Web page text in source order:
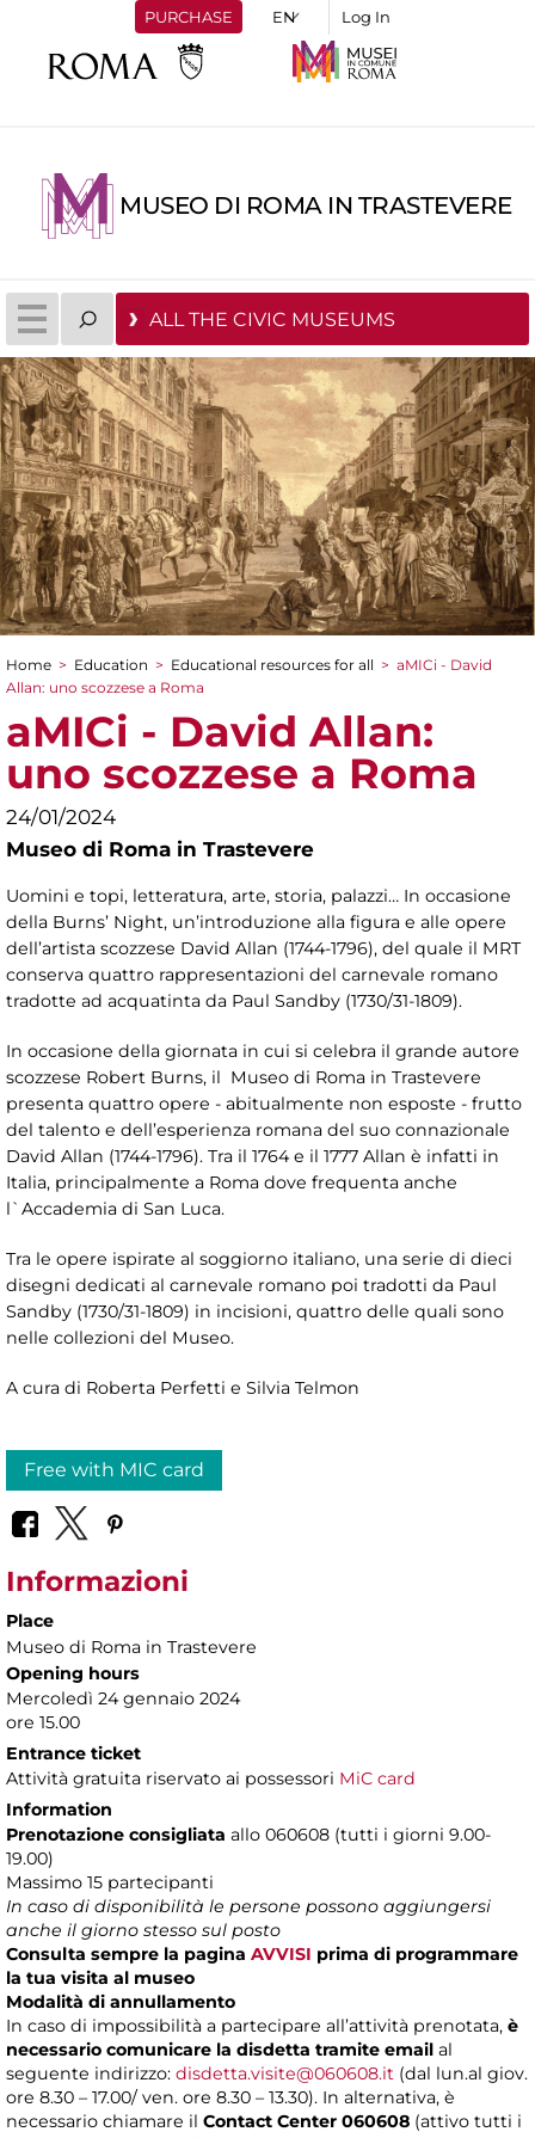
PURCHASE Log In
MUSEO DI ROMA IN TRASTEVERE
ALL THE CIVIC MUSEUMS
You are here
Home > Education > Educational resources for all > aMICi - David
Allan: uno scozzese a Roma
aMICi - David Allan:
uno scozzese a Roma
24/01/2024
Museo di Roma in Trastevere
Uomini e topi, letteratura, arte, storia, palazzi… In occasione
della Burns’ Night, un’introduzione alla figura e alle opere
dell’artista scozzese David Allan (1744-1796), del quale il MRT
conserva quattro rappresentazioni del carnevale romano
tradotte ad acquatinta da Paul Sandby (1730/31-1809).
In occasione della giornata in cui si celebra il grande autore
scozzese Robert Burns, il Museo di Roma in Trastevere
presenta quattro opere - abitualmente non esposte - frutto
del talento e dell’esperienza romana del suo connazionale
David Allan (1744-1796). Tra il 1764 e il 1777 Allan è infatti in
Italia, principalmente a Roma dove frequenta anche
l`Accademia di San Luca.
Tra le opere ispirate al soggiorno italiano, una serie di dieci
disegni dedicati al carnevale romano poi tradotti da Paul
Sandby (1730/31-1809) in incisioni, quattro delle quali sono
nelle collezioni del Museo.
A cura di Roberta Perfetti e Silvia Telmon
Free with MIC card
Informazioni
Place
Museo di Roma in Trastevere
Opening hours
Mercoledì 24 gennaio 2024
ore 15.00
Entrance ticket
Attività gratuita riservato ai possessori MiC card
Information
Prenotazione consigliata allo 060608 (tutti i giorni 9.00-
19.00)
Massimo 15 partecipanti
In caso di disponibilità le persone possono aggiungersi
anche il giorno stesso sul posto
Consulta sempre la pagina AVVISI prima di programmare
la tua visita al museo
Modalità di annullamento
In caso di impossibilità a partecipare all’attività prenotata, è
necessario comunicare la disdetta tramite email al
seguente indirizzo: disdetta.visite@060608.it (dal lun.al giov.
ore 8.30 – 17.00/ ven. ore 8.30 – 13.30). In alternativa, è
necessario chiamare il Contact Center 060608 (attivo tutti i